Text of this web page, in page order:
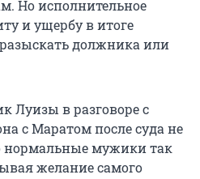
Но исполнительное
и ущербу в итоге
должника или
Луизы в разговоре с
с Маратом после суда не
нормальные мужики так
желание самого